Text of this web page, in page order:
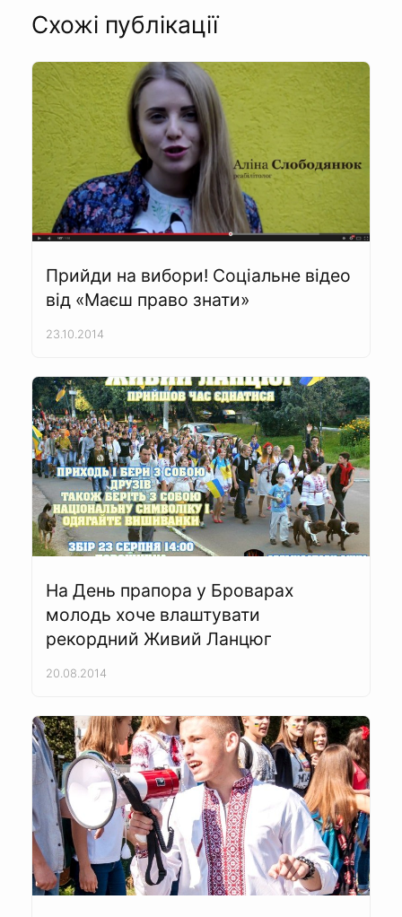
Схожі публікації
Прийди на вибори! Соціальне відео
від «Маєш право знати»
23.10.2014
На День прапора у Броварах
молодь хоче влаштувати
рекордний Живий Ланцюг
20.08.2014